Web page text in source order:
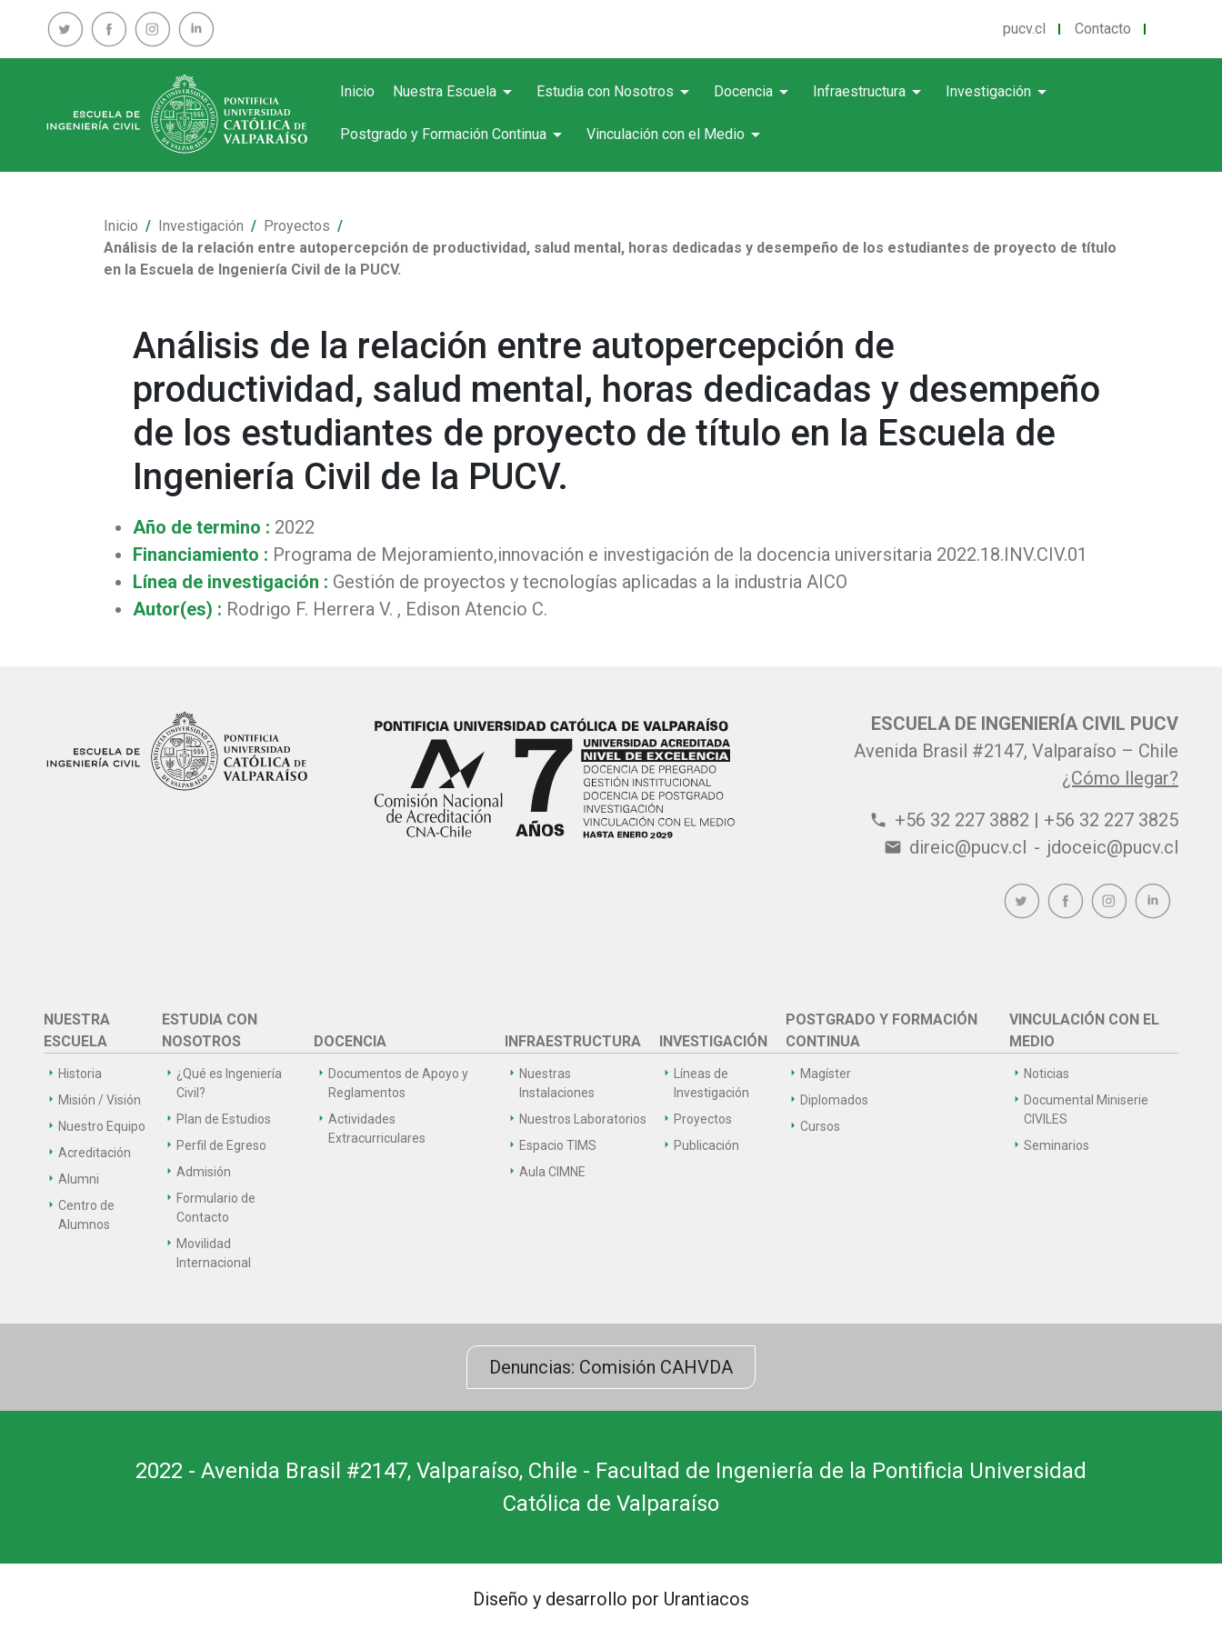
pucv.cl Contacto
Inicio Nuestra Escuela arrow_drop_down Estudia con Nosotros arrow_drop_down Docencia arrow_drop_down Infraestructura arrow_drop_down Investigación arrow_drop_down
Postgrado y Formación Continua arrow_drop_down Vinculación con el Medio arrow_drop_down
Inicio Investigación
Proyectos
Análisis de la relación entre autopercepción de productividad, salud mental, horas dedicadas y desempeño de los estudiantes de proyecto de título
en la Escuela de Ingeniería Civil de la PUCV.
Análisis de la relación entre autopercepción de
productividad, salud mental, horas dedicadas y desempeño
de los estudiantes de proyecto de título en la Escuela de
Ingeniería Civil de la PUCV.
Año de termino : 2022
Financiamiento : Programa de Mejoramiento,innovación e investigación de la docencia universitaria 2022.18.INV.CIV.01
Línea de investigación : Gestión de proyectos y tecnologías aplicadas a la industria AICO
Autor(es) : Rodrigo F. Herrera V. , Edison Atencio C.
ESCUELA DE INGENIERÍA CIVIL PUCV
Avenida Brasil #2147, Valparaíso – Chile
¿Cómo llegar?
phone +56 32 227 3882 | +56 32 227 3825
email direic@pucv.cl - jdoceic@pucv.cl
NUESTRA
ESCUELA
Historia
Misión / Visión
Nuestro Equipo
Acreditación
Alumni
Centro de
Alumnos
ESTUDIA CON
NOSOTROS
¿Qué es Ingeniería
Civil?
Plan de Estudios
Perfil de Egreso
Admisión
Formulario de
Contacto
Movilidad
Internacional
DOCENCIA
Documentos de Apoyo y
Reglamentos
Actividades
Extracurriculares
INFRAESTRUCTURA
Nuestras
Instalaciones
Nuestros Laboratorios
Espacio TIMS
Aula CIMNE
INVESTIGACIÓN
Líneas de
Investigación
Proyectos
Publicación
POSTGRADO Y FORMACIÓN
CONTINUA
Magíster
Diplomados
Cursos
VINCULACIÓN CON EL
MEDIO
Noticias
Documental Miniserie
CIVILES
Seminarios
Denuncias: Comisión CAHVDA
2022 - Avenida Brasil #2147, Valparaíso, Chile - Facultad de Ingeniería de la Pontificia Universidad
Católica de Valparaíso
Diseño y desarrollo por Urantiacos